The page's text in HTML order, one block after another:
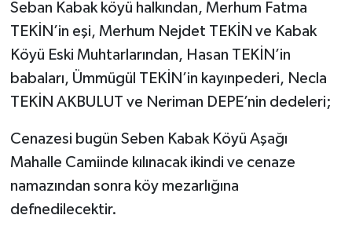
Seban Kabak köyü halkından, Merhum Fatma
TEKİN’in eşi, Merhum Nejdet TEKİN ve Kabak
Köyü Eski Muhtarlarından, Hasan TEKİN’in
babaları, Ümmügül TEKİN’in kayınpederi, Necla
TEKİN AKBULUT ve Neriman DEPE’nin dedeleri;
Cenazesi bugün Seben Kabak Köyü Aşağı
Mahalle Camiinde kılınacak ikindi ve cenaze
namazından sonra köy mezarlığına
defnedilecektir.